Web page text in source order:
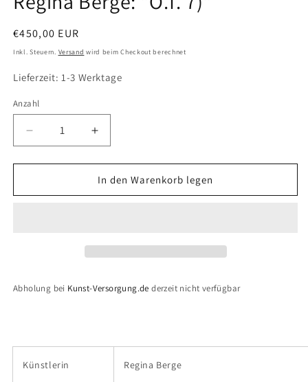
öffnen
Normaler
Preis
€450,00 EUR
Inkl. Steuern. Versand wird beim Checkout berechnet
Lieferzeit: 1-3 Werktage
Anzahl
Verringere
die
Menge
Regina
Erhöhe
die
Menge
für
Regina
In den Warenkorb legen
Abholung bei Kunst-Versorgung.de derzeit nicht verfügbar
Künstlerin Regina Berge